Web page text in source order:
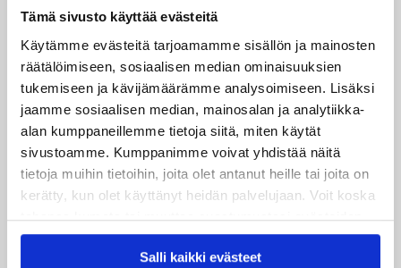
Tämä sivusto käyttää evästeitä
Käytämme evästeitä tarjoamamme sisällön ja mainosten
räätälöimiseen, sosiaalisen median ominaisuuksien
tukemiseen ja kävijämäärämme analysoimiseen. Lisäksi
jaamme sosiaalisen median, mainosalan ja analytiikka-
alan kumppaneillemme tietoja siitä, miten käytät
sivustoamme. Kumppanimme voivat yhdistää näitä
tietoja muihin tietoihin, joita olet antanut heille tai joita on
kerätty, kun olet käyttänyt heidän palvelujaan. Voit koska
tahansa kumota tai muuttaa suostumustasi evästeiden
käytöstäEvästeet-sivultamme.
Salli kaikki evästeet
Uusimmat
06.08.2026
JYPin kausi käyntiin Tampere Cupista!
05.08.2026
JYPin kapteenisto Liiga-kauteen 2026–2027 on nimetty
04.08.2026
Joukkueen yhteisharjoitukset ovat alkaneet – ensimmäinen
mittari luvassa jo heti viikonloppuna Tampere Cupissa!